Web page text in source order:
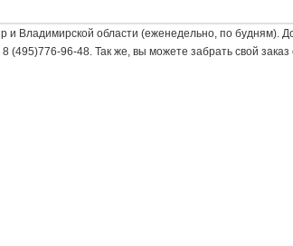
Владимирской области (еженедельно, по будням).
96-48. Так же, вы можете забрать свой заказ